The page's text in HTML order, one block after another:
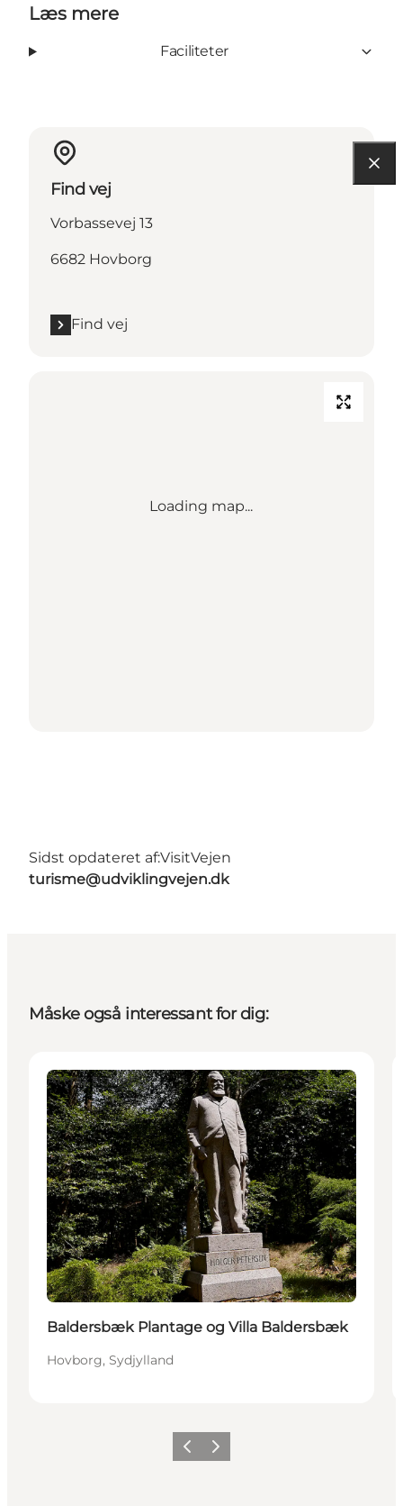
Læs mere
Faciliteter
Find vej
Vorbassevej 13
6682 Hovborg
Find vej
Loading map...
Sidst opdateret af:VisitVejen
turisme@udviklingvejen.dk
Måske også interessant for dig:
Attraktioner
Baldersbæk Plantage og Villa Baldersbæk
Hovborg, Sydjylland
Forrige billede
Næste billede